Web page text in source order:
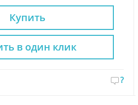
Купить
?
в один клик